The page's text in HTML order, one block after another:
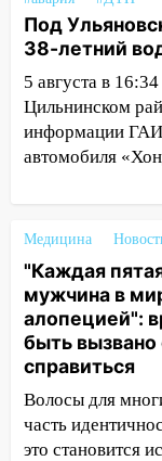
14:40 На
запретили
50-
14:22 В
большой
14:04
Жару
погоды в
выходные
13:30 В
пассажира»
13:20 В
обокрали
Под
38-летний
5 августа в
Цильнинском
информации
автомобиля
Медицина
"Каждая
мужчина в
алопецией":
быть вызвано
справиться
Волосы для
часть
это становится